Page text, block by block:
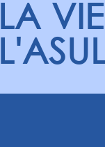
LA